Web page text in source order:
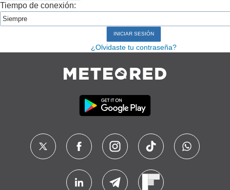
Tiempo de conexión:
¿Olvidaste tu contraseña?